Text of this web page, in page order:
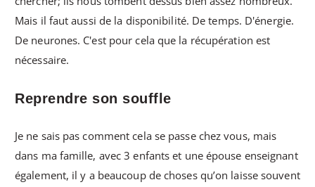
Mais il faut aussi de la disponibilité. De temps. D'énergie.
De neurones. C'est pour cela que la récupération est
nécessaire.
Reprendre son souffle
Je ne sais pas comment cela se passe chez vous, mais
dans ma famille, avec 3 enfants et une épouse enseignant
également, il y a beaucoup de choses qu’on laisse souvent